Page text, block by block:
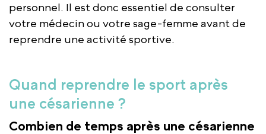
personnel. Il est donc essentiel de consulter
votre médecin ou votre sage-femme avant de
reprendre une activité sportive.
Quand reprendre le sport après
une césarienne ?
Combien de temps après une césarienne